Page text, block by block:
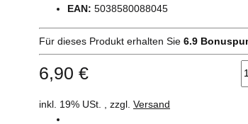
EAN: 5038580088045
Für dieses Produkt erhalten Sie 6.9
6,90 €
inkl. 19% USt. , zzgl. Versand